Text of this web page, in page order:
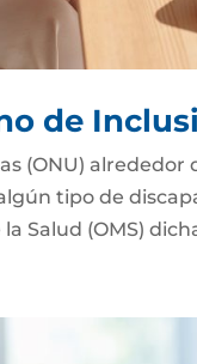
de
(ONU) alrededor
tipo de
Salud (OMS)